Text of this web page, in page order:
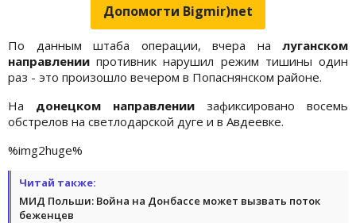
Допомогти Bigmir)net
По данным штаба операции, вчера на луганском
направлении противник нарушил режим тишины один
раз - это произошло вечером в Попаснянском районе.
На донецком направлении зафиксировано восемь
обстрелов на светлодарской дуге и в Авдеевке.
%img2huge%
Читай также:
МИД Польши: Война на Донбассе может вызвать поток
беженцев